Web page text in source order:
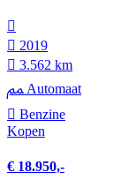
2019
3.562 km
Automaat
Benzine
Kopen
€ 18.950,-